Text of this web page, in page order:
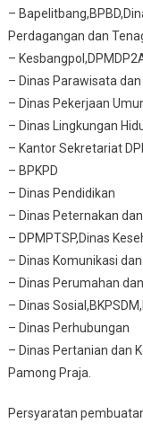
–
Perdagangan dan
–
– Dinas Parawisata
– Dinas Pekerjaan
– Dinas Lingkungan
– Kantor Sekretariat
– BPKPD
– Dinas Pendidikan
– Dinas Peternakan
– DPMPTSP,Dinas
– Dinas Komunikasi
– Dinas Perumahan
– Dinas
– Dinas Perhubungan
– Dinas Pertanian dan
Pamong Praja.
Persyaratan